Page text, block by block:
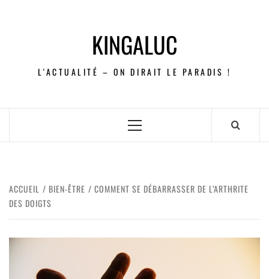
KINGALUC
L'ACTUALITÉ – ON DIRAIT LE PARADIS !
ACCUEIL BIEN-ÊTRE
COMMENT SE DÉBARRASSER DE L’ARTHRITE
DES DOIGTS